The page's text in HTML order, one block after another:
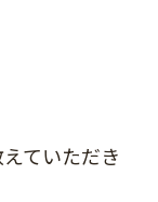
ていただき